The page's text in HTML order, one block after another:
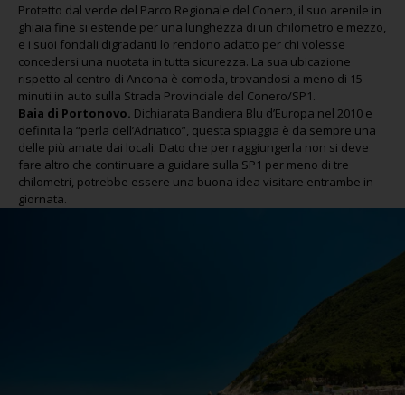
Protetto dal verde del Parco Regionale del Conero, il suo arenile in
ghiaia fine si estende per una lunghezza di un chilometro e mezzo,
e i suoi fondali digradanti lo rendono adatto per chi volesse
concedersi una nuotata in tutta sicurezza. La sua ubicazione
rispetto al centro di Ancona è comoda, trovandosi a meno di 15
minuti in auto sulla Strada Provinciale del Conero/SP1.
Baia di Portonovo. Dichiarata Bandiera Blu d’Europa nel 2010 e
definita la “perla dell’Adriatico”, questa spiaggia è da sempre una
delle più amate dai locali. Dato che per raggiungerla non si deve
fare altro che continuare a guidare sulla SP1 per meno di tre
chilometri, potrebbe essere una buona idea visitare entrambe in
giornata.